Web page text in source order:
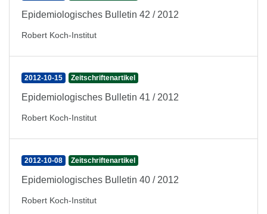
Epidemiologisches Bulletin 42 / 2012
Robert Koch-Institut
2012-10-15 Zeitschriftenartikel
Epidemiologisches Bulletin 41 / 2012
Robert Koch-Institut
2012-10-08 Zeitschriftenartikel
Epidemiologisches Bulletin 40 / 2012
Robert Koch-Institut